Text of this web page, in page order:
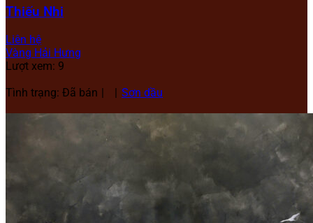
Thiếu Nhi
Liên hệ
Vàng Hải Hưng
Lượt xem: 9
Tình trạng: Đã bán
Sơn dầu